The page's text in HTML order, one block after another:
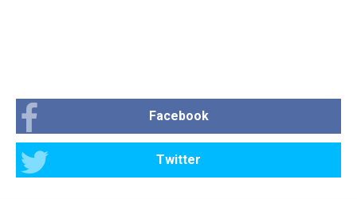
Facebook
Twitter